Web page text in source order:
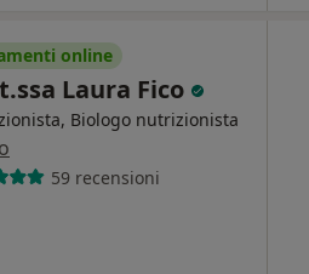
online
Laura Fico
Biologo nutrizionista
59 recensioni